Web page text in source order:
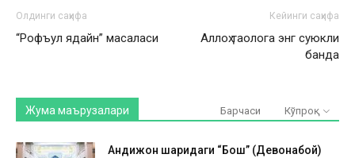
Олдинги саҳифа
“Рофъул ядайн” масаласи
Кейинги саҳифа
Аллоҳ таолога энг суюкли
банда
Жума маърузалари Барчаси Кўпроқ
Андижон шаҳридаги “Бош” (Девонабой)